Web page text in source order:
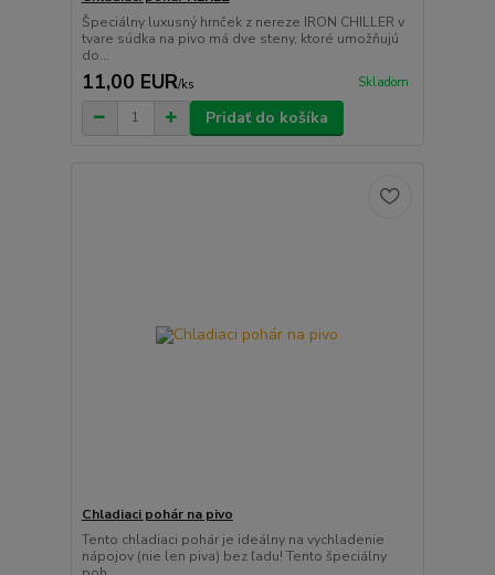
Špeciálny luxusný hrnček z nereze IRON CHILLER v
tvare súdka na pivo má dve steny, ktoré umožňujú
do...
11,00 EUR/ks Skladom
Pridať do košíka
Chladiaci pohár na pivo
Tento chladiaci pohár je ideálny na vychladenie
nápojov (nie len piva) bez ľadu! Tento špeciálny